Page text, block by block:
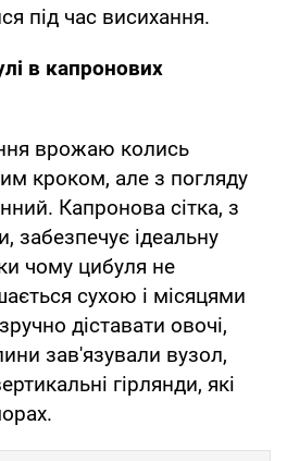
під час висихання.
в капронових
врожаю колись
кроком, але з погляду
Капронова сітка, з
забезпечує ідеальну
чому цибуля не
сухою і місяцями
діставати овочі,
зав'язували вузол,
гірлянди, які